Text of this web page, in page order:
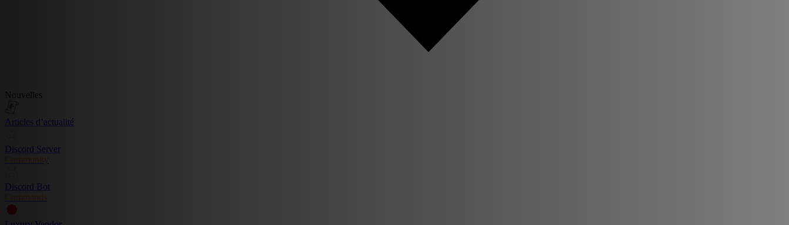
Nouvelles
Articles d’actualité
Discord Server
Community
Discord Bot